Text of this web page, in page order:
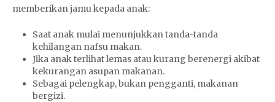
memberikan jamu kepada anak:
Saat anak mulai menunjukkan tanda-tanda
kehilangan nafsu makan.
Jika anak terlihat lemas atau kurang berenergi akibat
kekurangan asupan makanan.
Sebagai pelengkap, bukan pengganti, makanan
bergizi.